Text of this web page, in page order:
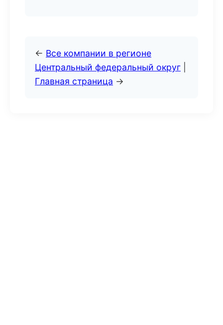
← Все компании в регионе
Центральный федеральный округ
Главная страница →